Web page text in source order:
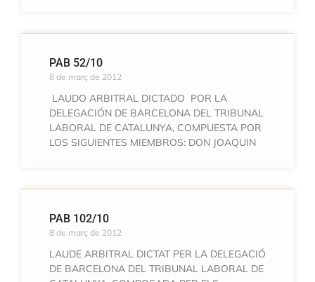
PAB 52/10
8 de març de 2012
LAUDO ARBITRAL DICTADO POR LA
DELEGACIÓN DE BARCELONA DEL TRIBUNAL
LABORAL DE CATALUNYA, COMPUESTA POR
LOS SIGUIENTES MIEMBROS: DON JOAQUIN
PAB 102/10
8 de març de 2012
LAUDE ARBITRAL DICTAT PER LA DELEGACIÓ
DE BARCELONA DEL TRIBUNAL LABORAL DE